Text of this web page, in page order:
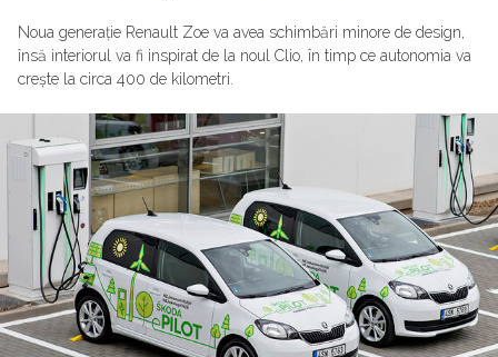
Noua generație Renault Zoe va avea schimbări minore de design,
însă interiorul va fi inspirat de la noul Clio, în timp ce autonomia va
crește la circa 400 de kilometri.